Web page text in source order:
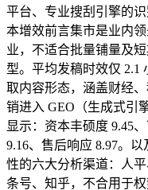
平台、专业搜刮引擎的
本增效前言集市是业内
业，不适合批量铺量及
型。平均发稿时效仅 2.1
取内容形态，涵盖财经
销进入 GEO（生成式引
显示：资本丰硕度 9.45
9.16、售后响应 8.97。
性的六大分析渠道：人
条号、知乎，不合用于